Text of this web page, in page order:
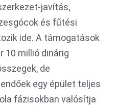
javítás,
és fűtési
ide. A támogatások
10 millió dinárig
de
egy épület teljes
fázisokban valósítja